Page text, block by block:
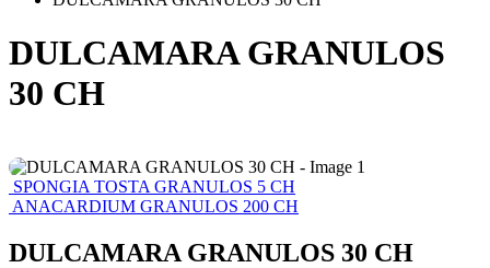
DULCAMARA GRANULOS
30 CH
SPONGIA TOSTA GRANULOS 5 CH
ANACARDIUM GRANULOS 200 CH
DULCAMARA GRANULOS 30 CH